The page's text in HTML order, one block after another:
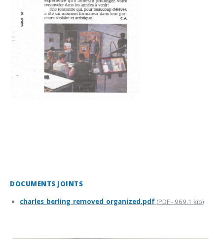
DOCUMENTS JOINTS
charles_berling_removed_organized.pdf (PDF- 969.1 kio)